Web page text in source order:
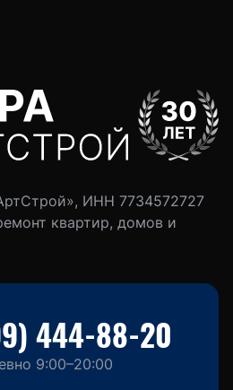
ИНН 7734572727
квартир, домов и
444-88-20
9:00–20:00